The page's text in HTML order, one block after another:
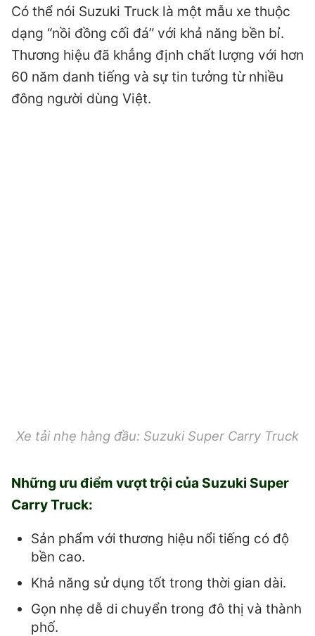
Có thể nói Suzuki Truck là một mẫu xe thuộc
dạng “nồi đồng cối đá” với khả năng bền bỉ.
Thương hiệu đã khẳng định chất lượng với hơn
60 năm danh tiếng và sự tin tưởng từ nhiều
đông người dùng Việt.
Xe tải nhẹ hàng đầu: Suzuki Super Carry Truck
Những ưu điểm vượt trội của Suzuki Super
Carry Truck:
Sản phẩm với thương hiệu nổi tiếng có độ
bền cao.
Khả năng sử dụng tốt trong thời gian dài.
Gọn nhẹ dễ di chuyển trong đô thị và thành
phố.